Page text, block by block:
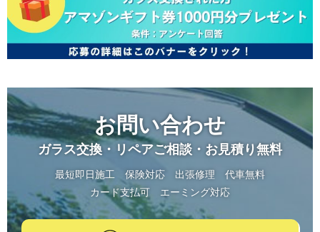
お問い合わせ
ガラス交換・リペアご相談・お見積り無料
最短即日施工 保険対応 出張修理
代車無料
カード支払可
エーミング対応